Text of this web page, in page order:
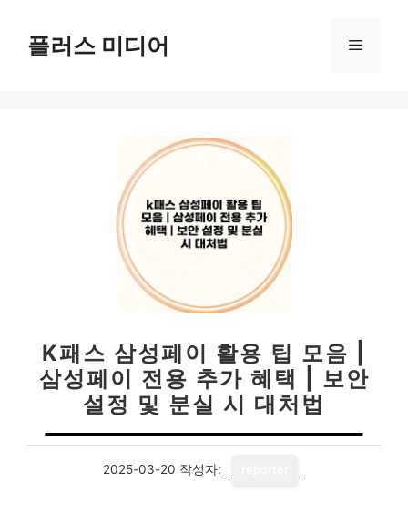
플러스 미디어 메
K패스 삼성페이 활용 팁 모음 |
삼성페이 전용 추가 혜택 | 보안
설정 및 분실 시 대처법
2025-03-20 작성자: